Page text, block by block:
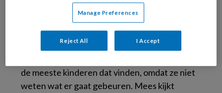
deze wat stroef beginnende intake. Vader zit al
in de intakekamer, samen met mijn collega en
de deur staat open. Mees staat verderop in de
gang. Ik babbel wat over die gang met zijn
de meeste kinderen dat vinden, omdat ze niet
weten wat er gaat gebeuren. Mees kijkt
Manage Preferences
Reject All I Accept